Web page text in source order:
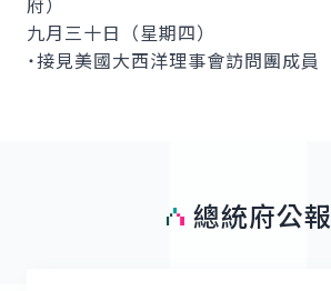
九月三十日（星期四）
˙接見美國大西洋理事會訪問團成員
總統府公報